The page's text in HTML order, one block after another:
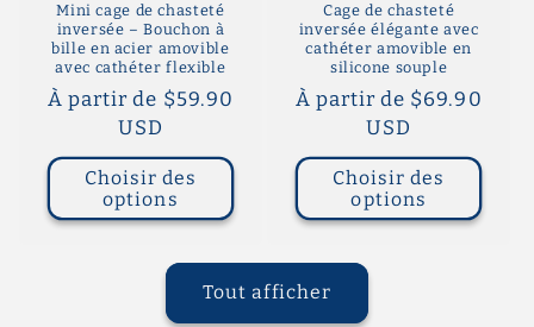
Mini cage de chasteté
inversée – Bouchon à
bille en acier amovible
avec cathéter flexible
Prix
habituel
À partir de $59.90
USD
Choisir des
options
Cage de chasteté
inversée élégante avec
cathéter amovible en
silicone souple
Prix
habituel
À partir de $69.90
USD
Choisir des
options
Tout afficher